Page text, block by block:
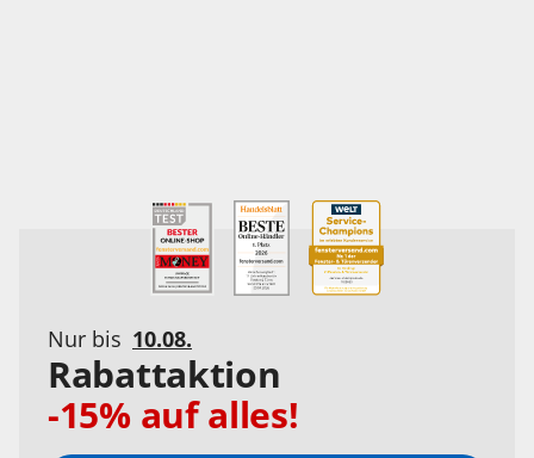
Nur bis 10.08.
Rabattaktion
-15% auf alles!